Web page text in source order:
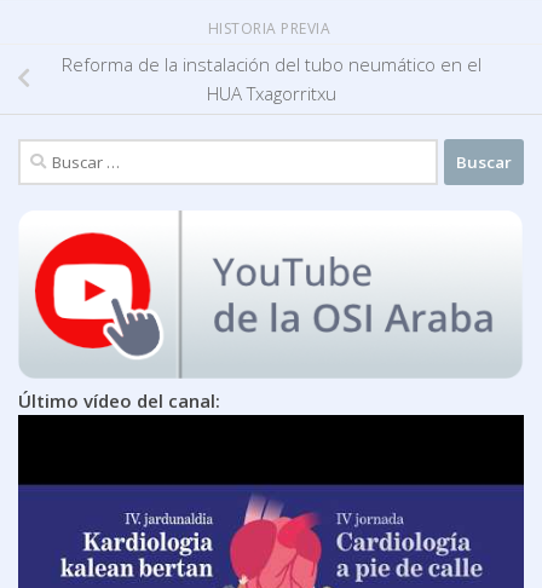
HISTORIA PREVIA
Reforma de la instalación del tubo neumático en el
HUA Txagorritxu
Buscar:
Último vídeo del canal: